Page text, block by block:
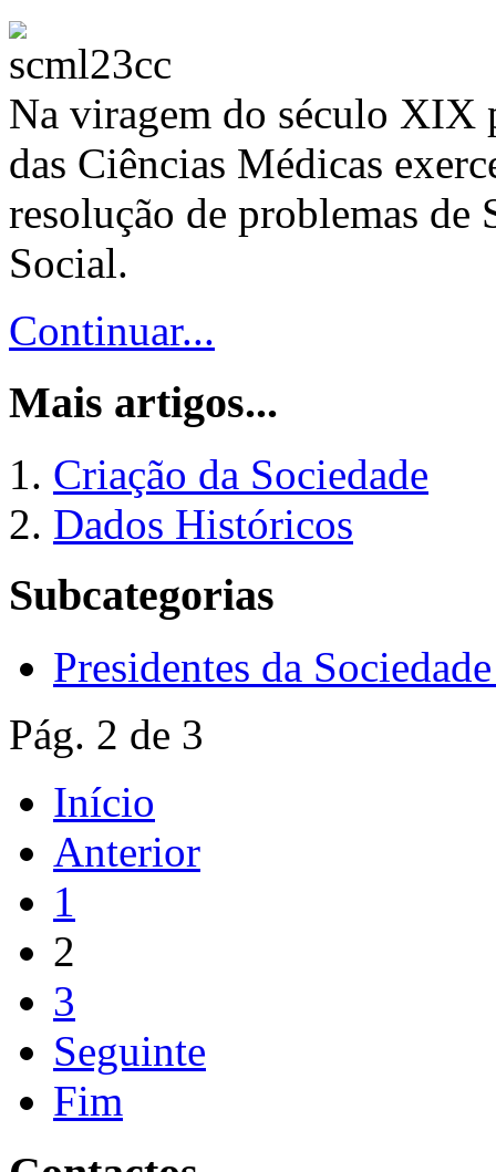
Na viragem do século XIX
das Ciências Médicas
resolução de problemas de
Social.
Continuar...
Mais artigos...
Criação da Sociedade
Dados Históricos
Subcategorias
Presidentes da
Pág. 2 de 3
Início
Anterior
1
2
3
Seguinte
Fim